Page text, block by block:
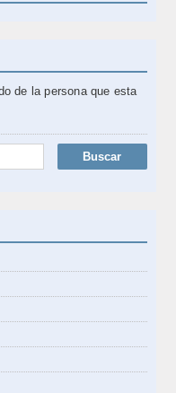
de la persona que esta